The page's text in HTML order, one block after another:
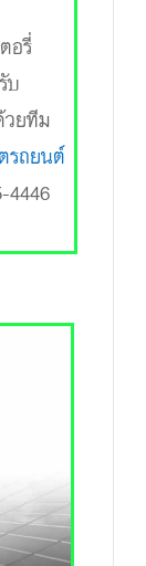
อรี่
บ
ยทีม
รถยนต์
4446